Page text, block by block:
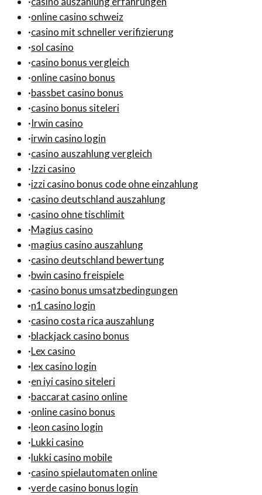
·online casino schweiz
·casino mit schneller verifizierung
·sol casino
·casino bonus vergleich
·online casino bonus
·bassbet casino bonus
·casino bonus siteleri
·Irwin casino
·irwin casino login
·casino auszahlung vergleich
·Izzi casino
·izzi casino bonus code ohne einzahlung
·casino deutschland auszahlung
·casino ohne tischlimit
·Magius casino
·magius casino auszahlung
·casino deutschland bewertung
·bwin casino freispiele
·casino bonus umsatzbedingungen
·n1 casino login
·casino costa rica auszahlung
·blackjack casino bonus
·Lex casino
·lex casino login
·en iyi casino siteleri
·baccarat casino online
·online casino bonus
·leon casino login
·Lukki casino
·lukki casino mobile
·casino spielautomaten online
·verde casino bonus login